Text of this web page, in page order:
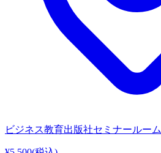
ビジネス教育出版社セミナールーム